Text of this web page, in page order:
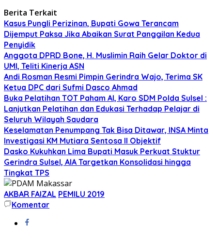
Berita Terkait
Kasus Pungli Perizinan, Bupati Gowa Terancam
Dijemput Paksa Jika Abaikan Surat Panggilan Kedua
Penyidik
Anggota DPRD Bone, H. Muslimin Raih Gelar Doktor di
UMI, Teliti Kinerja ASN
Andi Rosman Resmi Pimpin Gerindra Wajo, Terima SK
Ketua DPC dari Sufmi Dasco Ahmad
Buka Pelatihan TOT Paham AI, Karo SDM Polda Sulsel :
Lanjutkan Pelatihan dan Edukasi Terhadap Pelajar di
Seluruh Wilayah Saudara
Keselamatan Penumpang Tak Bisa Ditawar, INSA Minta
Investigasi KM Mutiara Sentosa II Objektif
Dasko Kukuhkan Lima Bupati Masuk Perkuat Stuktur
Gerindra Sulsel, AIA Targetkan Konsolidasi hingga
Tingkat TPS
AKBAR FAIZAL PEMILU 2019
Komentar